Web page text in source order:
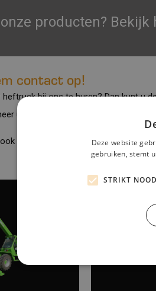
producten?
contact op!
bij ons te huren? Dan kunt u
u op zoek bent naar advies, of
te huur in de regio Turnhout,
Deze website
gebruiken, stemt
STRIKT